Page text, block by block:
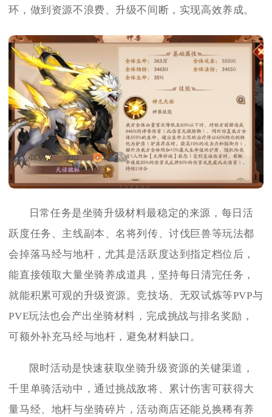
环，做到资源不浪费、升级不间断，实现高效养成。
日常任务是坐骑升级材料最稳定的来源，每日活
跃度任务、主线副本、名将列传、讨伐巨兽等玩法都
会掉落马经与地杆，尤其是活跃度达到指定档位后，
能直接领取大量坐骑养成道具，坚持每日清完任务，
就能积累可观的升级资源。竞技场、无双试炼等PVP与
PVE玩法也会产出坐骑材料，完成挑战与排名奖励，
可额外补充马经与地杆，避免材料缺口。
限时活动是快速获取坐骑升级资源的关键渠道，
千里单骑活动中，通过挑战敌将、累计伤害可获得大
量马经、地杆与坐骑碎片，活动商店还能兑换稀有养